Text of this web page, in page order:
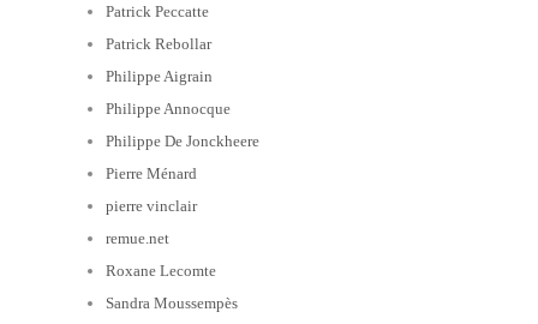
Patrick Peccatte
Patrick Rebollar
Philippe Aigrain
Philippe Annocque
Philippe De Jonckheere
Pierre Ménard
pierre vinclair
remue.net
Roxane Lecomte
Sandra Moussempès